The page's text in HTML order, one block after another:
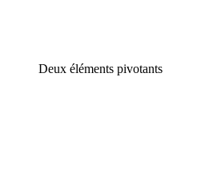
Deux éléments pivotants